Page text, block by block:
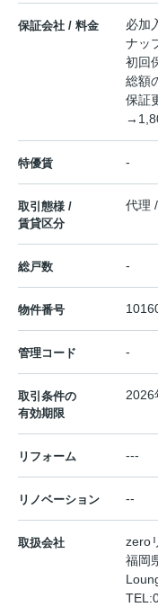
保証会社 / 料金
必加
ナッ
初回
総額
保証
特優賃 -
取引態様 /
賃貸区分
代理
総戸数 -
物件番号
管理コード -
取引条件の
有効期限
2026
リフォーム ---
リノベーション --
取扱会社
zero
福岡
TEL: